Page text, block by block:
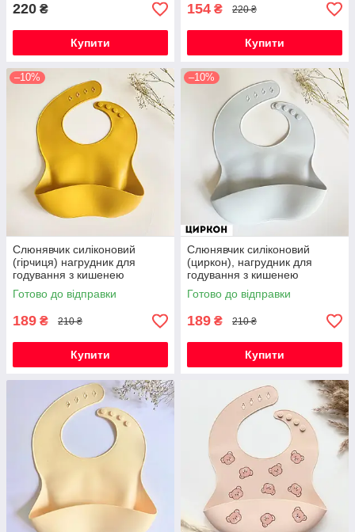
220 ₴
Купити
154 ₴ 220 ₴
Купити
–10%
Слюнявчик силіконовий
(гірчиця) нагрудник для
годування з кишенею
Готово до відправки
189 ₴ 210 ₴
Купити
–10%
Слюнявчик силіконовий
(циркон), нагрудник для
годування з кишенею
Готово до відправки
189 ₴ 210 ₴
Купити